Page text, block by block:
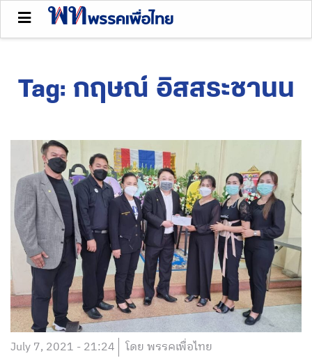
Tag: กฤษณ์ อิสสระชานน
July 7, 2021 - 21:24 โดย พรรคเพื่อไทย